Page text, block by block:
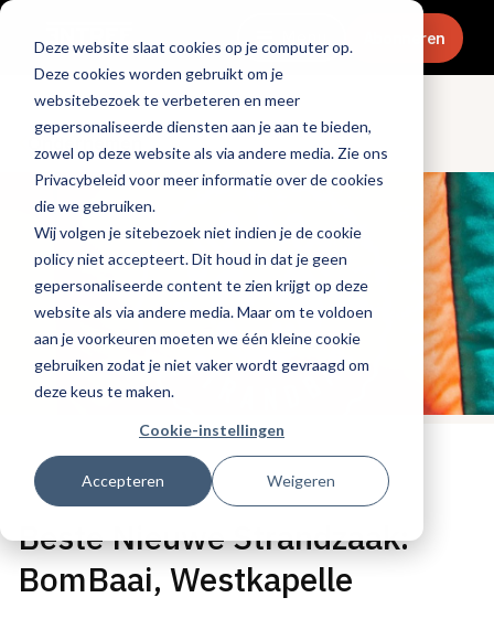
Deze website slaat cookies op je computer op.
Deze cookies worden gebruikt om je
websitebezoek te verbeteren en meer
gepersonaliseerde diensten aan je aan te bieden,
zowel op deze website als via andere media. Zie ons
Privacybeleid voor meer informatie over de cookies
die we gebruiken.
Wij volgen je sitebezoek niet indien je de cookie
policy niet accepteert. Dit houd in dat je geen
gepersonaliseerde content te zien krijgt op deze
website als via andere media. Maar om te voldoen
aan je voorkeuren moeten we één kleine cookie
gebruiken zodat je niet vaker wordt gevraagd om
deze keus te maken.
Cookie-instellingen
Accepteren Weigeren
Menu Abonneren
Ondernemen
Tags:nieuwe-zaken
Gepubliceerd op: 29 juli 2020
Beste Nieuwe Strandzaak:
BomBaai, Westkapelle